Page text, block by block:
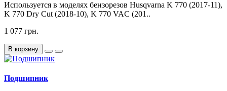
Используется в моделях бензорезов Husqvarna K 770 (2017-11),
K 770 Dry Cut (2018-10), K 770 VAC (201..
1 077 грн.
В корзину
Подшипник